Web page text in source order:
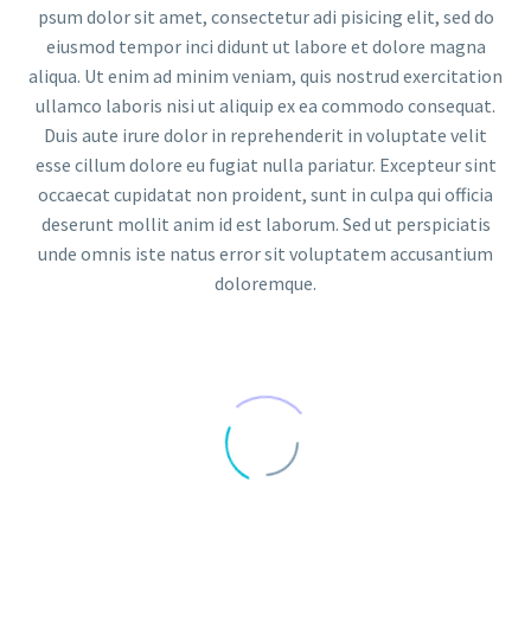
psum dolor sit amet, consectetur adi pisicing elit, sed do
eiusmod tempor inci didunt ut labore et dolore magna
aliqua. Ut enim ad minim veniam, quis nostrud exercitation
ullamco laboris nisi ut aliquip ex ea commodo consequat.
Duis aute irure dolor in reprehenderit in voluptate velit
esse cillum dolore eu fugiat nulla pariatur. Excepteur sint
occaecat cupidatat non proident, sunt in culpa qui officia
deserunt mollit anim id est laborum. Sed ut perspiciatis
unde omnis iste natus error sit voluptatem accusantium
doloremque.